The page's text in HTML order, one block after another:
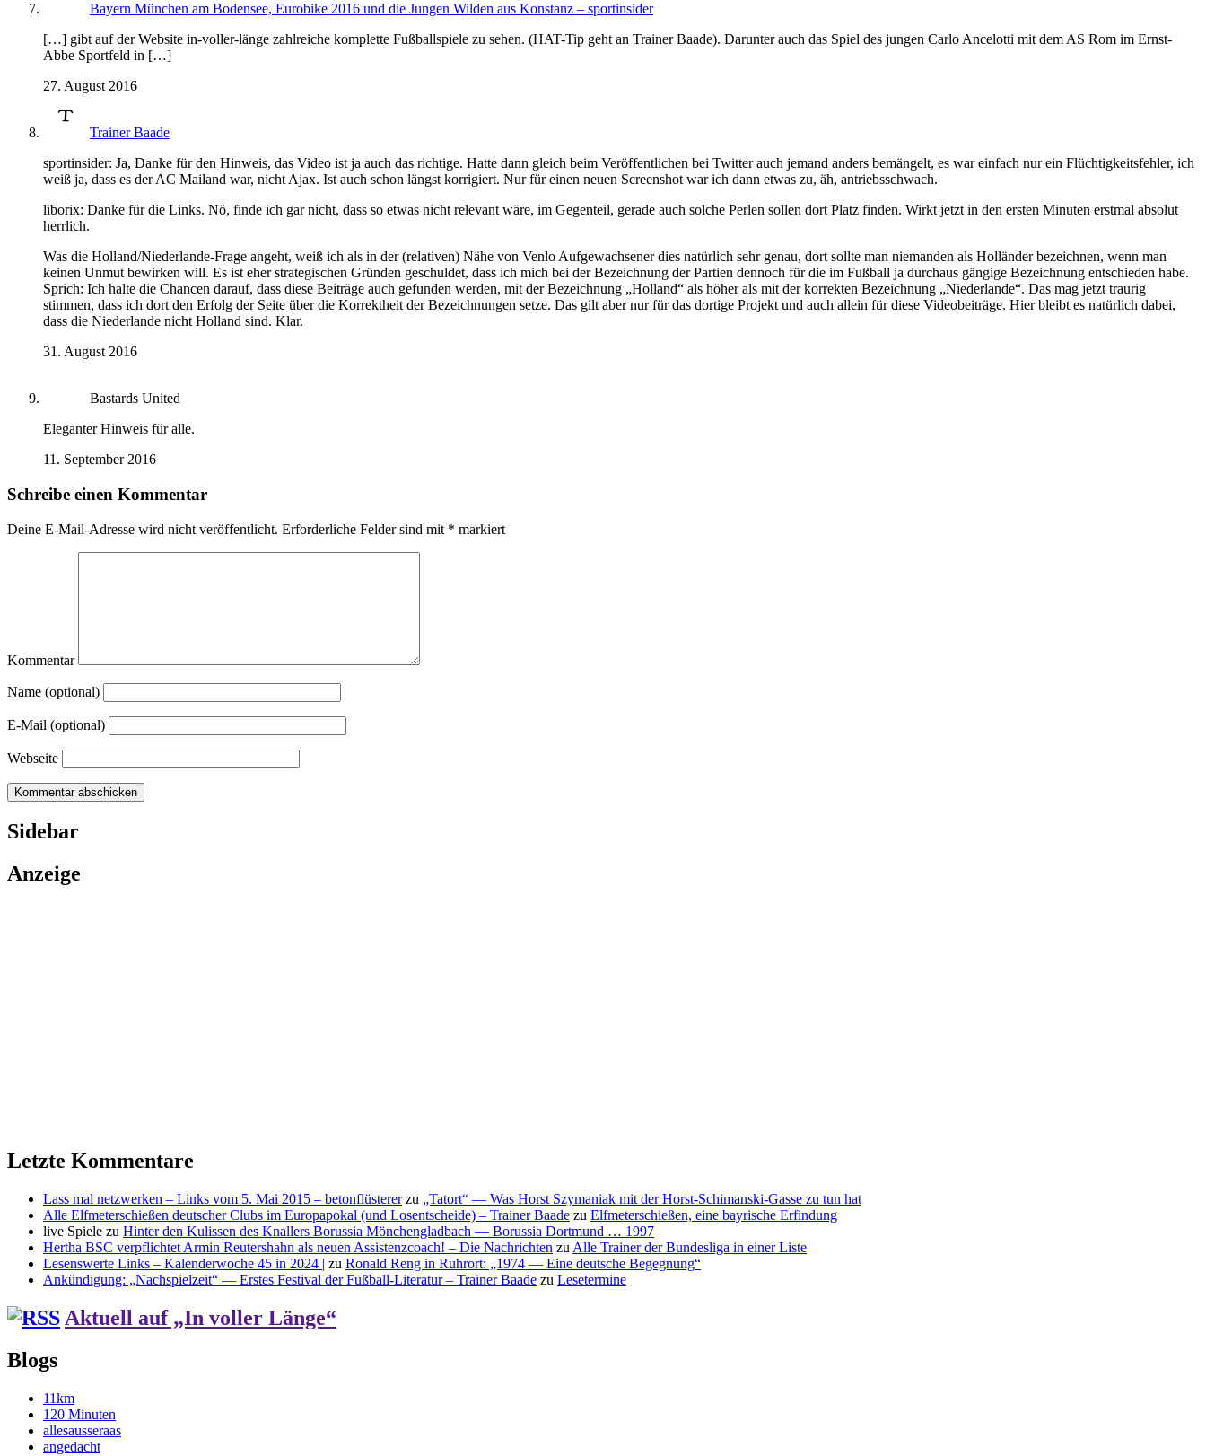
Bayern München am Bodensee, Eurobike 2016 und die Jungen Wilden aus Konstanz – sportinsider
[…] gibt auf der Website in-voller-länge zahlreiche komplette Fußballspiele zu sehen. (HAT-Tip geht an Trainer Baade). Darunter auch das Spiel des jungen Carlo Ancelotti mit dem AS Rom im Ernst-
Abbe Sportfeld in […]
27. August 2016
Trainer Baade
sportinsider: Ja, Danke für den Hinweis, das Video ist ja auch das richtige. Hatte dann gleich beim Veröffentlichen bei Twitter auch jemand anders bemängelt, es war einfach nur ein Flüchtigkeitsfehler, ich
weiß ja, dass es der AC Mailand war, nicht Ajax. Ist auch schon längst korrigiert. Nur für einen neuen Screenshot war ich dann etwas zu, äh, antriebsschwach.
liborix: Danke für die Links. Nö, finde ich gar nicht, dass so etwas nicht relevant wäre, im Gegenteil, gerade auch solche Perlen sollen dort Platz finden. Wirkt jetzt in den ersten Minuten erstmal absolut
herrlich.
Was die Holland/Niederlande-Frage angeht, weiß ich als in der (relativen) Nähe von Venlo Aufgewachsener dies natürlich sehr genau, dort sollte man niemanden als Holländer bezeichnen, wenn man
keinen Unmut bewirken will. Es ist eher strategischen Gründen geschuldet, dass ich mich bei der Bezeichnung der Partien dennoch für die im Fußball ja durchaus gängige Bezeichnung entschieden habe.
Sprich: Ich halte die Chancen darauf, dass diese Beiträge auch gefunden werden, mit der Bezeichnung „Holland“ als höher als mit der korrekten Bezeichnung „Niederlande“. Das mag jetzt traurig
stimmen, dass ich dort den Erfolg der Seite über die Korrektheit der Bezeichnungen setze. Das gilt aber nur für das dortige Projekt und auch allein für diese Videobeiträge. Hier bleibt es natürlich dabei,
dass die Niederlande nicht Holland sind. Klar.
31. August 2016
Bastards United
Eleganter Hinweis für alle.
11. September 2016
Schreibe einen Kommentar
Deine E-Mail-Adresse wird nicht veröffentlicht. Erforderliche Felder sind mit * markiert
Kommentar
Name (optional)
E-Mail (optional)
Webseite
Sidebar
Anzeige
Letzte Kommentare
Lass mal netzwerken – Links vom 5. Mai 2015 – betonflüstererzu „Tatort“ — Was Horst Szymaniak mit der Horst-Schimanski-Gasse zu tun hat
Alle Elfmeterschießen deutscher Clubs im Europapokal (und Losentscheide) – Trainer Baade zu Elfmeterschießen, eine bayrische Erfindung
live Spiele zu Hinter den Kulissen des Knallers Borussia Mönchengladbach — Borussia Dortmund … 1997
Hertha BSC verpflichtet Armin Reutershahn als neuen Assistenzcoach! – Die Nachrichten zu Alle Trainer der Bundesliga in einer Liste
Lesenswerte Links – Kalenderwoche 45 in 2024 | zu Ronald Reng in Ruhrort: „1974 — Eine deutsche Begegnung“
Ankündigung: „Nachspielzeit“ — Erstes Festival der Fußball-Literatur – Trainer Baade zu Lesetermine
Aktuell auf „In voller Länge“
Blogs
11km
120 Minuten
allesausseraas
angedacht